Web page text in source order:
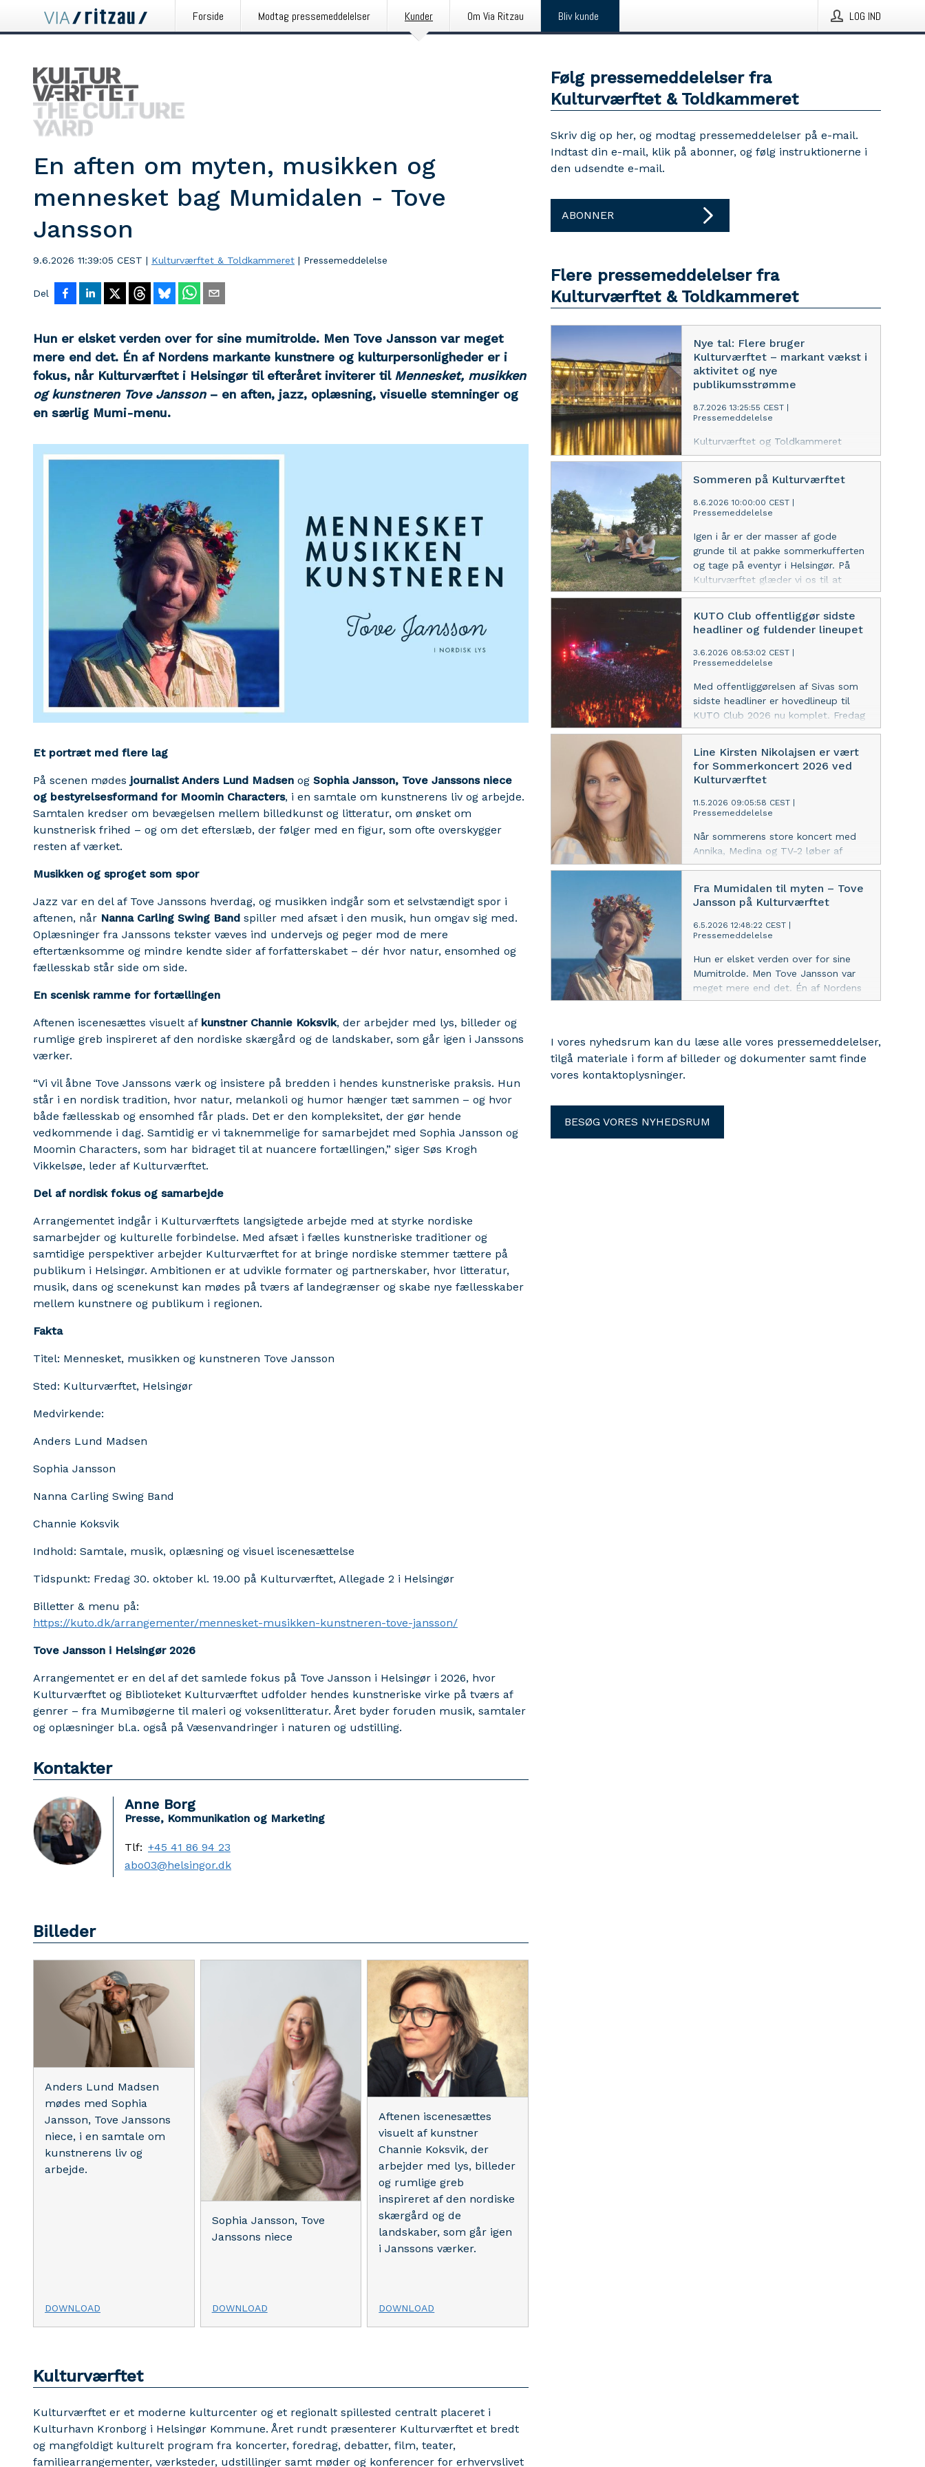
Forside Modtag pressemeddelelser Kunder Om Via Ritzau Bliv kunde LOG IND
En aften om myten, musikken og
mennesket bag Mumidalen - Tove
Jansson
9.6.2026 11:39:05 CEST | Kulturværftet & Toldkammeret | Pressemeddelelse
Del
Hun er elsket verden over for sine mumitrolde. Men Tove Jansson var meget
mere end det. Én af Nordens markante kunstnere og kulturpersonligheder er i
fokus, når Kulturværftet i Helsingør til efteråret inviterer til Mennesket, musikken
og kunstneren Tove Jansson– en aften, jazz, oplæsning, visuelle stemninger og
en særlig Mumi-menu.
Et portræt med flere lag
På scenen mødes journalist Anders Lund Madsen og Sophia Jansson, Tove Janssons niece
og bestyrelsesformand for Moomin Characters, i en samtale om kunstnerens liv og arbejde.
Samtalen kredser om bevægelsen mellem billedkunst og litteratur, om ønsket om
kunstnerisk frihed – og om det efterslæb, der følger med en figur, som ofte overskygger
resten af værket.
Musikken og sproget som spor
Jazz var en del af Tove Janssons hverdag, og musikken indgår som et selvstændigt spor i
aftenen, når Nanna Carling Swing Band spiller med afsæt i den musik, hun omgav sig med.
Oplæsninger fra Janssons tekster væves ind undervejs og peger mod de mere
eftertænksomme og mindre kendte sider af forfatterskabet – dér hvor natur, ensomhed og
fællesskab står side om side.
En scenisk ramme for fortællingen
Aftenen iscenesættes visuelt af kunstner Channie Koksvik, der arbejder med lys, billeder og
rumlige greb inspireret af den nordiske skærgård og de landskaber, som går igen i Janssons
værker.
“Vi vil åbne Tove Janssons værk og insistere på bredden i hendes kunstneriske praksis. Hun
står i en nordisk tradition, hvor natur, melankoli og humor hænger tæt sammen – og hvor
både fællesskab og ensomhed får plads. Det er den kompleksitet, der gør hende
vedkommende i dag. Samtidig er vi taknemmelige for samarbejdet med Sophia Jansson og
Moomin Characters, som har bidraget til at nuancere fortællingen,” siger Søs Krogh
Vikkelsøe, leder af Kulturværftet.
Del af nordisk fokus og samarbejde
Arrangementet indgår i Kulturværftets langsigtede arbejde med at styrke nordiske
samarbejder og kulturelle forbindelse. Med afsæt i fælles kunstneriske traditioner og
samtidige perspektiver arbejder Kulturværftet for at bringe nordiske stemmer tættere på
publikum i Helsingør. Ambitionen er at udvikle formater og partnerskaber, hvor litteratur,
musik, dans og scenekunst kan mødes på tværs af landegrænser og skabe nye fællesskaber
mellem kunstnere og publikum i regionen.
Fakta
Titel: Mennesket, musikken og kunstneren Tove Jansson
Sted: Kulturværftet, Helsingør
Medvirkende:
Anders Lund Madsen
Sophia Jansson
Nanna Carling Swing Band
Channie Koksvik
Indhold: Samtale, musik, oplæsning og visuel iscenesættelse
Tidspunkt: Fredag 30. oktober kl. 19.00 på Kulturværftet, Allegade 2 i Helsingør
Billetter & menu på:
https://kuto.dk/arrangementer/mennesket-musikken-kunstneren-tove-jansson/
Tove Jansson i Helsingør 2026
Arrangementet er en del af det samlede fokus på Tove Jansson i Helsingør i 2026, hvor
Kulturværftet og Biblioteket Kulturværftet udfolder hendes kunstneriske virke på tværs af
genrer – fra Mumibøgerne til maleri og voksenlitteratur. Året byder foruden musik, samtaler
og oplæsninger bl.a. også på Væsenvandringer i naturen og udstilling.
Kontakter
Anne Borg
Presse, Kommunikation og Marketing
Tlf: +45 41 86 94 23
abo03@helsingor.dk
Billeder
Anders Lund Madsen
mødes med Sophia
Jansson, Tove Janssons
niece, i en samtale om
kunstnerens liv og
arbejde.
DOWNLOAD
Sophia Jansson, Tove
Janssons niece
DOWNLOAD
Aftenen iscenesættes
visuelt af kunstner
Channie Koksvik, der
arbejder med lys, billeder
og rumlige greb
inspireret af den nordiske
skærgård og de
landskaber, som går igen
i Janssons værker.
DOWNLOAD
Kulturværftet
Kulturværftet er et moderne kulturcenter og et regionalt spillested centralt placeret i
Kulturhavn Kronborg i Helsingør Kommune. Året rundt præsenterer Kulturværftet et bredt
og mangfoldigt kulturelt program fra koncerter, foredrag, debatter, film, teater,
familiearrangementer, værksteder, udstillinger samt møder og konferencer for erhvervslivet
Følg pressemeddelelser fra
Kulturværftet & Toldkammeret
Skriv dig op her, og modtag pressemeddelelser på e-mail.
Indtast din e-mail, klik på abonner, og følg instruktionerne i
den udsendte e-mail.
ABONNER
Flere pressemeddelelser fra
Kulturværftet & Toldkammeret
Nye tal: Flere bruger
Kulturværftet – markant vækst i
aktivitet og nye
publikumsstrømme
8.7.2026 13:25:55 CEST
Pressemeddelelse
Kulturværftet og Toldkammeret
tiltrækker flere brugere og udvikler
kultur i Helsingør. Nye tal for 2025
viser vækst i både besøgstal, aktivitet
og digital interesse – og peger på et
bliver brugt på flere måder i løbet af
dagen.
Sommeren på Kulturværftet
8.6.2026 10:00:00 CEST
Pressemeddelelse
Igen i år er der masser af gode
grunde til at pakke sommerkufferten
og tage på eventyr i Helsingør. På
Kulturværftet glæder vi os til at
invitere både små og store
kulturoplevelser – fra
billedskolekurser, Pokémon‑byt og
blærede biler til salsa, sommerhits
og scenekunst som en del af
jubilæumsåret.
KUTO Club offentliggør sidste
headliner og fuldender lineupet
3.6.2026 08:53:02 CEST
Pressemeddelelse
Med offentliggørelsen af Sivas som
sidste headliner er hovedlineup til
KUTO Club 2026 nu komplet. Fredag
den 21. august indtager nogle af de
musikscene igen havnefronten ved
Kulturværftet i Helsingør, når KUTO
sensommerens største klub- og
koncertoplevelse.
Line Kirsten Nikolajsen er vært
for Sommerkoncert 2026 ved
Kulturværftet
11.5.2026 09:05:58 CEST
Pressemeddelelse
Når sommerens store koncert med
Annika, Medina og TV-2 løber af
stablen fredag den 26. juni ved
sikkert gennem aftenen af Line
Kirsten Nikolajsen som den samlende
vært, der binder musikken,
stemningen og publikum sammen.
Fra Mumidalen til myten – Tove
Jansson på Kulturværftet
6.5.2026 12:48:22 CEST
Pressemeddelelse
Hun er elsket verden over for sine
Mumitrolde. Men Tove Jansson var
meget mere end det. Én af Nordens
mest markante kunstnere og
og Kulturværftet i Helsingør fra maj
til november stiller skarpt på Tove
I vores nyhedsrum kan du læse alle vores pressemeddelelser,
tilgå materiale i form af billeder og dokumenter samt finde
vores kontaktoplysninger.
BESØG VORES NYHEDSRUM